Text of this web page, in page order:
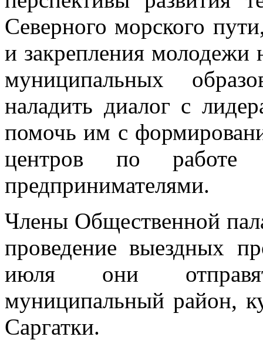
Северного морского
и закрепления молодежи
муниципальных
наладить диалог с
помочь им с
центров по
предпринимателями.
Члены Общественной
проведение выездных
июля они
муниципальный район,
Саргатки.